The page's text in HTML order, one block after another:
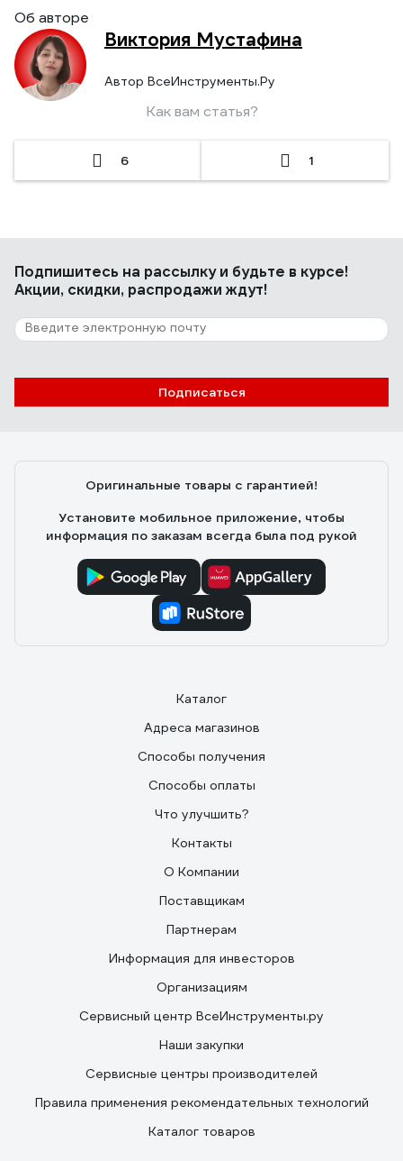
Об авторе
Виктория Мустафина
Автор ВсеИнструменты.Ру
Как вам статья?
6 1
Подпишитесь на рассылкуи будьте в курсе!
Акции, скидки, распродажи ждут!
Подписаться
Оригинальные товары с гарантией!
Установите мобильное приложение, чтобы
информация по заказам всегда была под рукой
Каталог
Адреса магазинов
Способы получения
Способы оплаты
Что улучшить?
Контакты
О Компании
Поставщикам
Партнерам
Информация для инвесторов
Организациям
Сервисный центр ВсеИнструменты.ру
Наши закупки
Сервисные центры производителей
Правила применения рекомендательных технологий
Каталог товаров